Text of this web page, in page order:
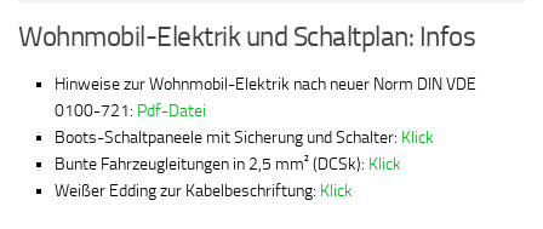
Wohnmobil-Elektrik und Schaltplan: Infos
Hinweise zur Wohnmobil-Elektrik nach neuer Norm DIN VDE
0100-721: Pdf-Datei
Boots-Schaltpaneele mit Sicherung und Schalter: Klick
Bunte Fahrzeugleitungen in 2,5 mm² (DCSk): Klick
Weißer Edding zur Kabelbeschriftung: Klick